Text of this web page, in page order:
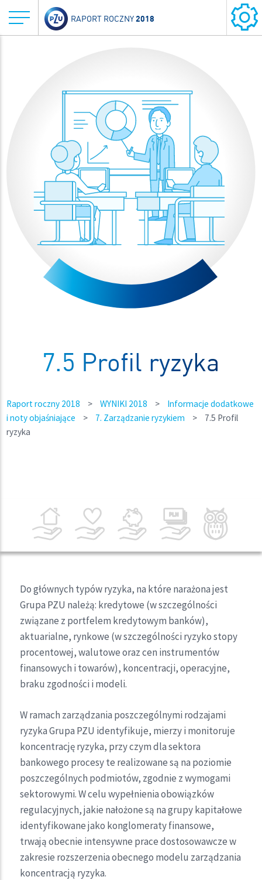
RAPORT ROCZNY2018
7.5 Profil ryzyka
Raport roczny 2018 > WYNIKI 2018 >
Informacje dodatkowe
i noty objaśniające
> 7. Zarządzanie ryzykiem >
7.5 Profil
ryzyka
Do głównych typów ryzyka, na które narażona jest
Grupa PZU należą: kredytowe (w szczególności
związane z portfelem kredytowym banków),
aktuarialne, rynkowe (w szczególności ryzyko stopy
procentowej, walutowe oraz cen instrumentów
finansowych i towarów), koncentracji, operacyjne,
braku zgodności i modeli.
W ramach zarządzania poszczególnymi rodzajami
ryzyka Grupa PZU identyfikuje, mierzy i monitoruje
koncentrację ryzyka, przy czym dla sektora
bankowego procesy te realizowane są na poziomie
poszczególnych podmiotów, zgodnie z wymogami
sektorowymi. W celu wypełnienia obowiązków
regulacyjnych, jakie nałożone są na grupy kapitałowe
identyfikowane jako konglomeraty finansowe,
trwają obecnie intensywne prace dostosowawcze w
zakresie rozszerzenia obecnego modelu zarządzania
koncentracją ryzyka.